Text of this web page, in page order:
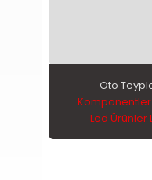
Oto
Komponentler
Led Ürünler